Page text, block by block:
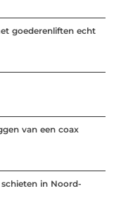
goederenliften echt
van een coax
in Noord-